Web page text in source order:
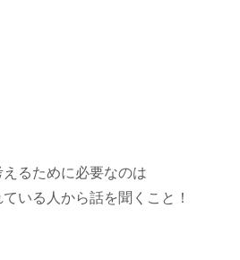
るために必要なのは
いる人から話を聞くこと！